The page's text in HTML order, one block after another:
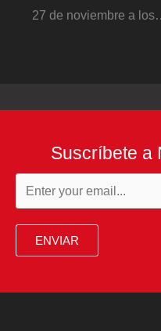
27 de noviembre a
Suscríbete a
ENVIAR